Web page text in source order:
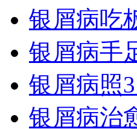
银屑病吃
银屑病手
银屑病照
银屑病治